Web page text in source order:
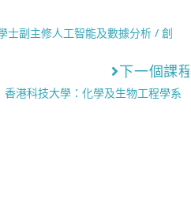
士副主修人工智能及數據分析 / 創
下一個課
香港科技大學：化學及生物工程學系